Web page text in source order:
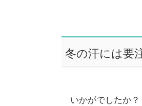
冬の汗には要
いかがでしたか？